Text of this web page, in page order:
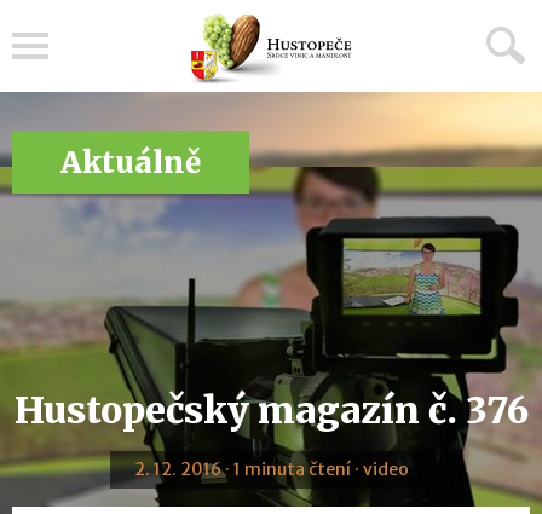
Aktuálně
Hustopečský magazín č. 376
2. 12. 2016 · 1 minuta čtení · video